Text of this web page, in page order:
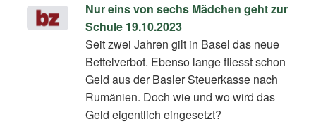
Nur eins von sechs Mädchen geht zur
Schule 19.10.2023
Seit zwei Jahren gilt in Basel das neue
Bettelverbot. Ebenso lange fliesst schon
Geld aus der Basler Steuerkasse nach
Rumänien. Doch wie und wo wird das
Geld eigentlich eingesetzt?